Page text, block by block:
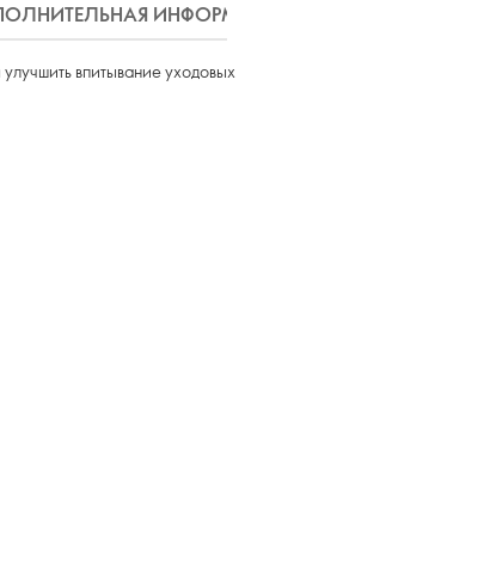
ИНФОРМАЦИЯ
впитывание уходовых